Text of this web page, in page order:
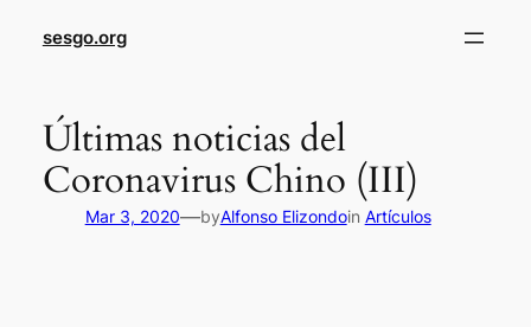
sesgo.org
Últimas noticias del
Coronavirus Chino (III)
Mar 3, 2020—byAlfonso Elizondoin Artículos